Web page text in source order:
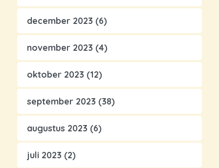
december 2023 (6)
november 2023 (4)
oktober 2023 (12)
september 2023 (38)
augustus 2023 (6)
juli 2023 (2)